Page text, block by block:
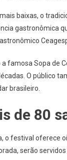
baixas, o
gastronômica
famosa Sopa de
O público
brasileiro.
de 80
o festival oferece
serão